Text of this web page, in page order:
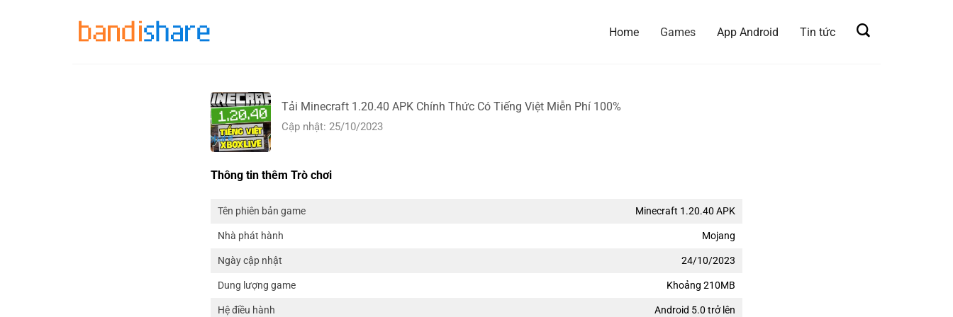
Home Games App Android Tin tức
Tải Minecraft 1.20.40 APK Chính Thức Có Tiếng Việt Miễn Phí 100%
Cập nhật: 25/10/2023
Thông tin thêm Trò chơi
Tên phiên bản game Minecraft 1.20.40 APK
Nhà phát hành Mojang
Ngày cập nhật 24/10/2023
Dung lượng game Khoảng 210MB
Hệ điều hành Android 5.0 trở lên